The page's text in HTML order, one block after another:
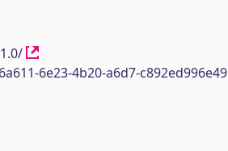
6e23-4b20-a6d7-c892ed996e49